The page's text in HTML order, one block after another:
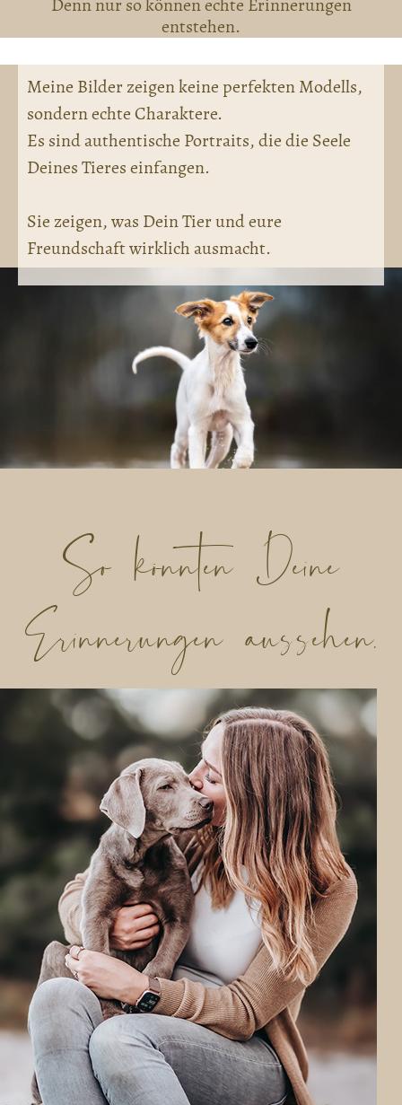
Denn nur so können echte Erinnerungen
entstehen.
Meine Bilder zeigen keine perfekten Modells,
sondern echte Charaktere.
Es sind authentische Portraits, die die Seele
Deines Tieres einfangen.
Sie zeigen, was Dein Tier und eure
Freundschaft wirklich ausmacht.
Meine Bilder zeigen keine perfekten Modells,
sondern echte Charaktere.
Es sind authentische Portraits, die die Seele
Deines Tieres einfangen.
Sie zeigen, was Dein Tier und eure
Freundschaft wirklich ausmacht.
So könnten Deine
Erinnerungen aussehen.